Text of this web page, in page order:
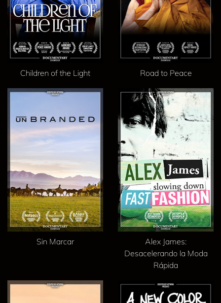
Children of the Light Road to Peace
Sin Marcar
Alex James:
Desacelerando la Moda
Rápida